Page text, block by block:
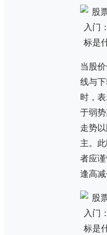
当股
线与
时，
于弱
走势
主。
者应谨
逢高减